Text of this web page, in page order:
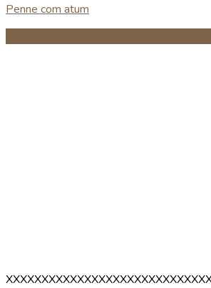
Penne com atum
Guardar no